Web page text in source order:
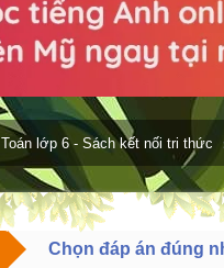
Toán lớp 6 - Sách kết nối tri thức
Chọn đáp án đúng